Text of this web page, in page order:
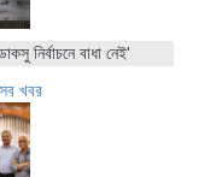
নির্বাচনে বাধা নেই'
সব খবর